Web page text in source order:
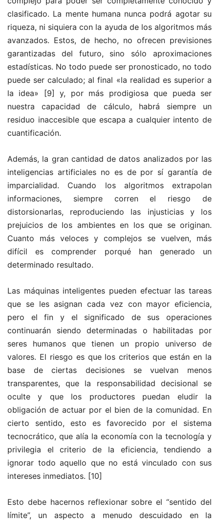
clasificado. La mente humana nunca podrá agotar su
riqueza, ni siquiera con la ayuda de los algoritmos más
avanzados. Estos, de hecho, no ofrecen previsiones
garantizadas del futuro, sino sólo aproximaciones
estadísticas. No todo puede ser pronosticado, no todo
puede ser calculado; al final «la realidad es superior a
la idea»
[9] y, por más prodigiosa que pueda ser
nuestra capacidad de cálculo, habrá siempre un
residuo inaccesible que escapa a cualquier intento de
cuantificación.
Además, la gran cantidad de datos analizados por las
inteligencias artificiales no es de por sí garantía de
imparcialidad. Cuando los algoritmos extrapolan
informaciones, siempre corren el riesgo de
distorsionarlas, reproduciendo las injusticias y los
prejuicios de los ambientes en los que se originan.
Cuanto más veloces y complejos se vuelven, más
difícil es comprender porqué han generado un
determinado resultado.
Las máquinas inteligentes pueden efectuar las tareas
que se les asignan cada vez con mayor eficiencia,
pero el fin y el significado de sus operaciones
continuarán siendo determinadas o habilitadas por
seres humanos que tienen un propio universo de
valores. El riesgo es que los criterios que están en la
base de ciertas decisiones se vuelvan menos
transparentes, que la responsabilidad decisional se
oculte y que los productores puedan eludir la
obligación de actuar por el bien de la comunidad. En
cierto sentido, esto es favorecido por el sistema
tecnocrático, que alía la economía con la tecnología y
privilegia el criterio de la eficiencia, tendiendo a
ignorar todo aquello que no está vinculado con sus
intereses inmediatos. [10]
Esto debe hacernos reflexionar sobre el “sentido del
límite”, un aspecto a menudo descuidado en la